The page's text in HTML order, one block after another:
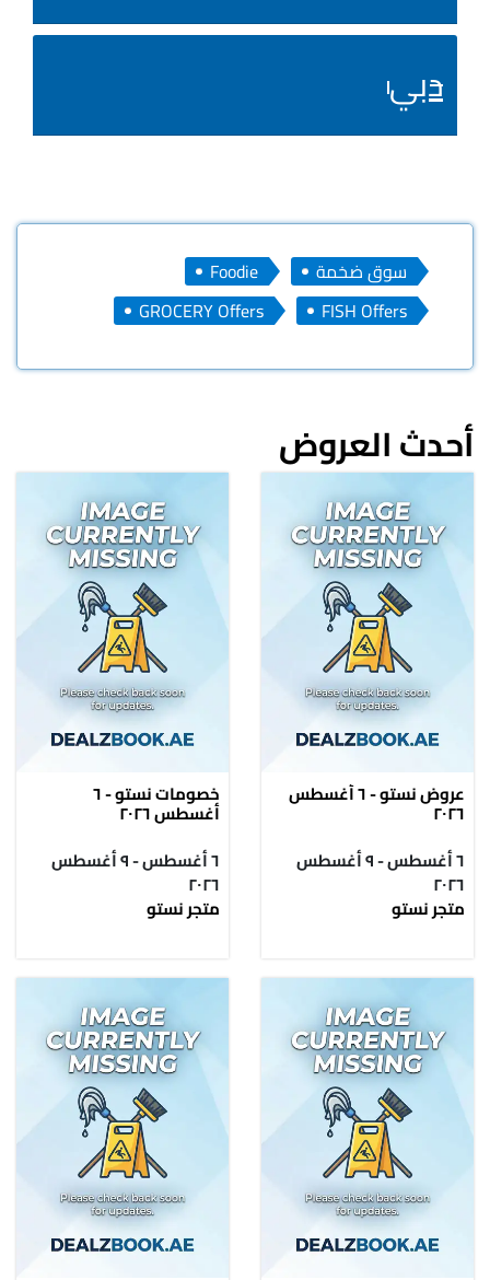
دبي
سوق ضخمة
Foodie
FISH Offers
GROCERY Offers
أحدث العروض
عروض نستو - ٦ أغسطس
٢٠٢٦
٦ أغسطس - ٩ أغسطس
٢٠٢٦
متجر نستو
خصومات نستو - ٦
أغسطس ٢٠٢٦
٦ أغسطس - ٩ أغسطس
٢٠٢٦
متجر نستو